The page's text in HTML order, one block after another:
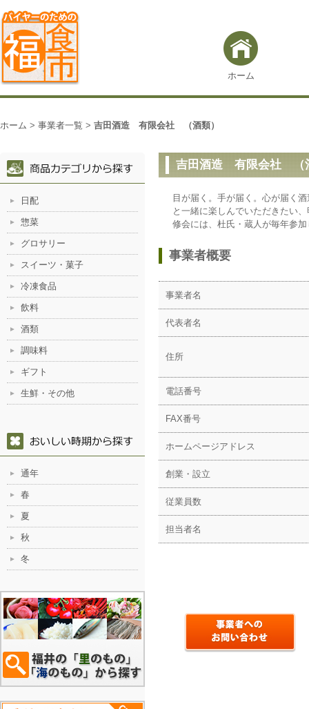
ホーム
ホーム > 事業者一覧 > 吉田酒造 有限会社 （酒類）
吉田酒造 有限会社 （
目が届く。手が届く。心が届く
と一緒に楽しんでいただきたい
修会には、杜氏・蔵人が毎年参
事業者概要
事業者名
代表者名
住所
電話番号
FAX番号
ホームページアドレス
創業・設立
従業員数
担当者名
日配
惣菜
グロサリー
スイーツ・菓子
冷凍食品
飲料
酒類
調味料
ギフト
生鮮・その他
通年
春
夏
秋
冬